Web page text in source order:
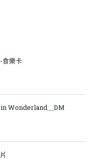
食樂卡
Wonderland＿DM